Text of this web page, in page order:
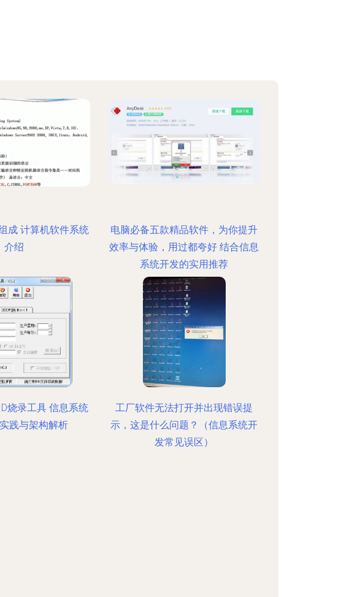
成 计算机软件系统
介绍
电脑必备五款精品软件，为你提升
效率与体验，用过都夸好 结合信息
系统开发的实用推荐
烧录工具 信息系统
践与架构解析
工厂软件无法打开并出现错误提
示，这是什么问题？（信息系统开
发常见误区）